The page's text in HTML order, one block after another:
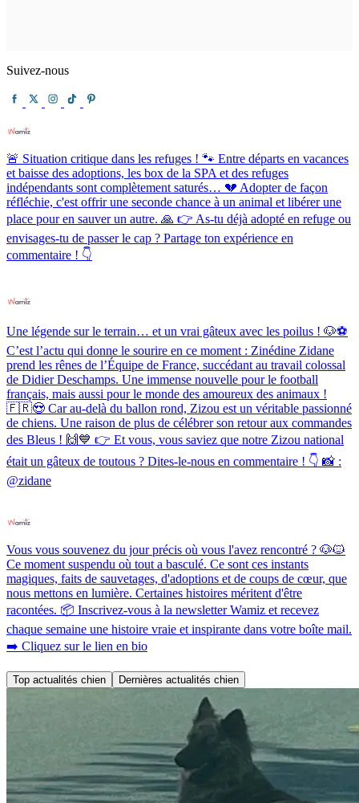
Suivez-nous
🚨 Situation critique dans les refuges ! 🐾 Entre départs en vacances
et baisse des adoptions, les box de la SPA et des refuges
indépendants sont complètement saturés… 💔 Adopter de façon
réfléchie, c'est offrir une seconde chance à un animal et libérer une
place pour en sauver un autre. 🙏 👉 As-tu déjà adopté en refuge ou
envisages-tu de passer le cap ? Partage ton expérience en
commentaire ! 👇
Une légende sur le terrain… et un vrai gâteux avec les poilus ! 🐶⚽️
C’est l’actu qui donne le sourire en ce moment : Zinédine Zidane
prend les rênes de l’Équipe de France, succédant au travail colossal
de Didier Deschamps. Une immense nouvelle pour le football
français, mais aussi pour le monde des amoureux des animaux !
🇫🇷😍 Car au-delà du ballon rond, Zizou est un véritable passionné
de chiens. Une raison de plus de célébrer son retour aux commandes
des Bleus ! 🙌💙 👉 Et vous, vous saviez que notre Zizou national
était un gâteux de toutous ? Dites-le-nous en commentaire ! 👇 📸 :
@zidane
Vous vous souvenez du jour précis où vous l'avez rencontré ? 🐶🐱
Ce moment suspendu où tout a basculé. Ce sont ces instants
magiques, faits de sauvetages, d'adoptions et de coups de cœur, que
nous mettons en lumière. Certaines histoires méritent d'être
racontées. 📦 Inscrivez-vous à la newsletter Wamiz et recevez
chaque semaine une histoire vraie et inspirante dans votre boîte mail.
➡️ Cliquez sur le lien en bio
Top actualités chien Dernières actualités chien